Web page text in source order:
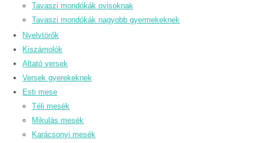
Tavaszi mondókák ovisoknak
Tavaszi mondókák nagyobb gyermekeknek
Nyelvtörők
Kiszámolók
Altató versek
Versek gyerekeknek
Esti mese
Téli mesék
Mikulás mesék
Karácsonyi mesék